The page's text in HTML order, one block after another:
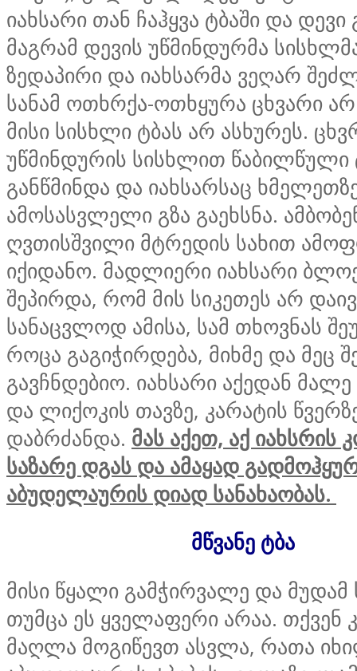
იახსარი თან ჩაჰყვა ტბაში და დევი
მაგრამ დევის უწმინდურმა
ზედაპირი და იახსარმა ვეღარ
სანამ ოთხრქა-ოთხყურა ცხვარი
მისი სისხლი ტბას არ ასხურეს.
უწმინდურის სისხლით წაბილწული
განწმინდა და იახსარსაც
ამოსასვლელი გზა გაეხსნა.
ღვთისშვილი მტრედის სახით
იქიდანო. მადლიერი იახსარი
შეპირდა, რომ მის სიკეთეს არ
სანაცვლოდ ამისა, სამ თხოვნას
როცა გაგიჭირდება, მიხმე და მეც
გავჩნდებიო. იახსარი აქედან
და ლიქოკის თავზე, კარატის
დაბრძანდა. მას აქეთ, აქ იახსრის
საზარე დგას და ამაყად
აბუდელაურის დიად სანახაობას.
მწვანე ტბა
მისი წყალი გამჭირვალე და
თუმცა ეს ყველაფერი არაა. თქვენ
მაღლა მოგიწევთ ასვლა, რათა